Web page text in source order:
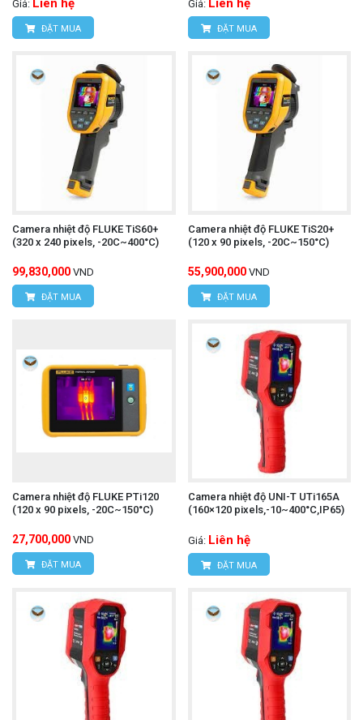
Giá: Liên hệ
ĐẶT MUA
Giá: Liên hệ
ĐẶT MUA
Camera nhiệt độ FLUKE TiS60+
(320 x 240 pixels, -20C~400°C)
99,830,000 VND
ĐẶT MUA
Camera nhiệt độ FLUKE TiS20+
(120 x 90 pixels, -20C~150°C)
55,900,000 VND
ĐẶT MUA
Camera nhiệt độ FLUKE PTi120
(120 x 90 pixels, -20C~150°C)
27,700,000 VND
ĐẶT MUA
Camera nhiệt độ UNI-T UTi165A
(160×120 pixels,-10~400°C,IP65)
Giá: Liên hệ
ĐẶT MUA